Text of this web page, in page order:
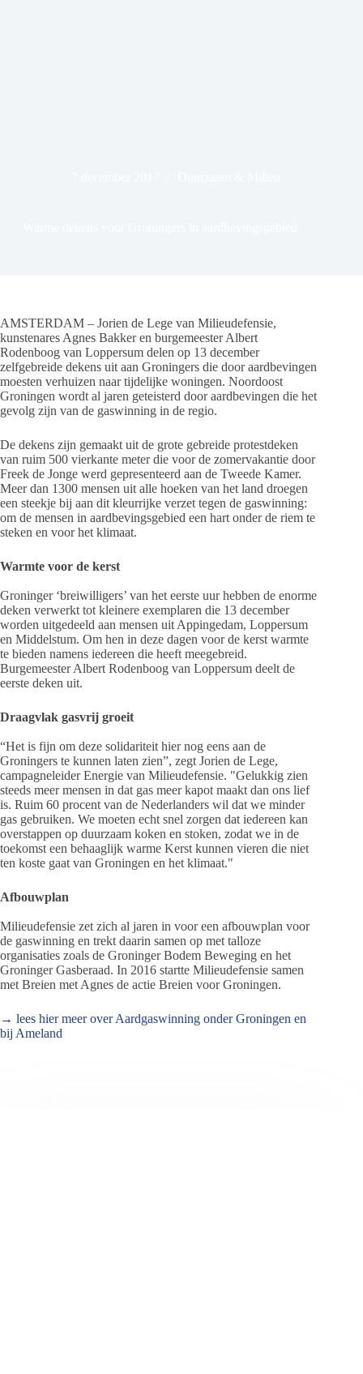
AMSTERDAM – Jorien de Lege van Milieudefensie,
kunstenares Agnes Bakker en burgemeester Albert
Rodenboog van Loppersum delen op 13 december
zelfgebreide dekens uit aan Groningers die door aardbevingen
moesten verhuizen naar tijdelijke woningen. Noordoost
Groningen wordt al jaren geteisterd door aardbevingen die het
gevolg zijn van de gaswinning in de regio.
De dekens zijn gemaakt uit de grote gebreide protestdeken
van ruim 500 vierkante meter die voor de zomervakantie door
Freek de Jonge werd gepresenteerd aan de Tweede Kamer.
Meer dan 1300 mensen uit alle hoeken van het land droegen
een steekje bij aan dit kleurrijke verzet tegen de gaswinning:
om de mensen in aardbevingsgebied een hart onder de riem te
steken en voor het klimaat.
Warmte voor de kerst
Groninger ‘breiwilligers’ van het eerste uur hebben de enorme
deken verwerkt tot kleinere exemplaren die 13 december
worden uitgedeeld aan mensen uit Appingedam, Loppersum
en Middelstum. Om hen in deze dagen voor de kerst warmte
te bieden namens iedereen die heeft meegebreid.
Burgemeester Albert Rodenboog van Loppersum deelt de
eerste deken uit.
Draagvlak gasvrij groeit
“Het is fijn om deze solidariteit hier nog eens aan de
Groningers te kunnen laten zien”, zegt Jorien de Lege,
campagneleider Energie van Milieudefensie. "Gelukkig zien
steeds meer mensen in dat gas meer kapot maakt dan ons lief
is. Ruim 60 procent van de Nederlanders wil dat we minder
gas gebruiken. We moeten echt snel zorgen dat iedereen kan
overstappen op duurzaam koken en stoken, zodat we in de
toekomst een behaaglijk warme Kerst kunnen vieren die niet
ten koste gaat van Groningen en het klimaat."
Afbouwplan
Milieudefensie zet zich al jaren in voor een afbouwplan voor
de gaswinning en trekt daarin samen op met talloze
organisaties zoals de Groninger Bodem Beweging en het
Groninger Gasberaad. In 2016 startte Milieudefensie samen
met Breien met Agnes de actie Breien voor Groningen.
→ lees hier meer over Aardgaswinning onder Groningen en
bij Ameland